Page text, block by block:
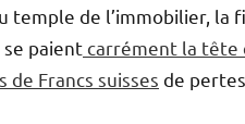
temple de l’immobilier, la
se paientcarrément la tête
de Francs suisses de